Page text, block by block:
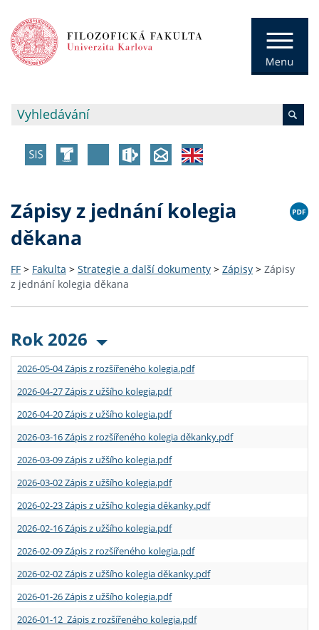
Zápisy z jednání kolegia
děkana
FF > Fakulta > Strategie a další dokumenty > Zápisy > Zápisy
z jednání kolegia děkana
Rok 2026
2026-05-04 Zápis z rozšířeného kolegia.pdf
2026-04-27 Zápis z užšího kolegia.pdf
2026-04-20 Zápis z užšího kolegia.pdf
2026-03-16 Zápis z rozšířeného kolegia děkanky.pdf
2026-03-09 Zápis z užšího kolegia.pdf
2026-03-02 Zápis z užšího kolegia.pdf
2026-02-23 Zápis z užšího kolegia děkanky.pdf
2026-02-16 Zápis z užšího kolegia.pdf
2026-02-09 Zápis z rozšířeného kolegia.pdf
2026-02-02 Zápis z užšího kolegia děkanky.pdf
2026-01-26 Zápis z užšího kolegia.pdf
2026-01-12 Zápis z rozšířeného kolegia.pdf